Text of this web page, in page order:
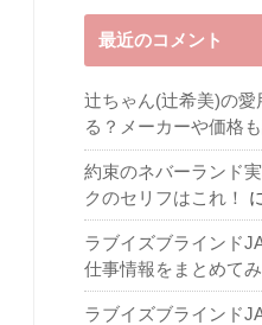
最近のコメント
辻ちゃん(辻希美)の愛
る？メーカーや価格も
約束のネバーランド
クのセリフはこれ！
ラブイズブラインド
仕事情報をまとめてみ
ラブイズブラインド